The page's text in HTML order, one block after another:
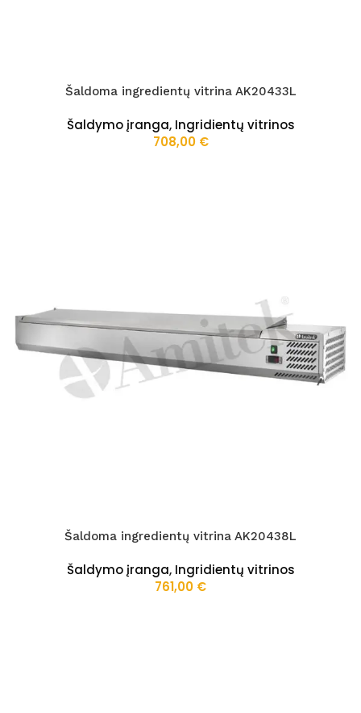
Šaldoma ingredientų vitrina AK20433L
Šaldymo įranga, Ingridientų vitrinos
708,00 €
Šaldoma ingredientų vitrina AK20438L
Šaldymo įranga, Ingridientų vitrinos
761,00 €